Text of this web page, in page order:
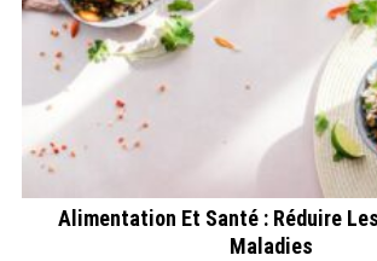
Alimentation Et Santé : Réduire
Maladies